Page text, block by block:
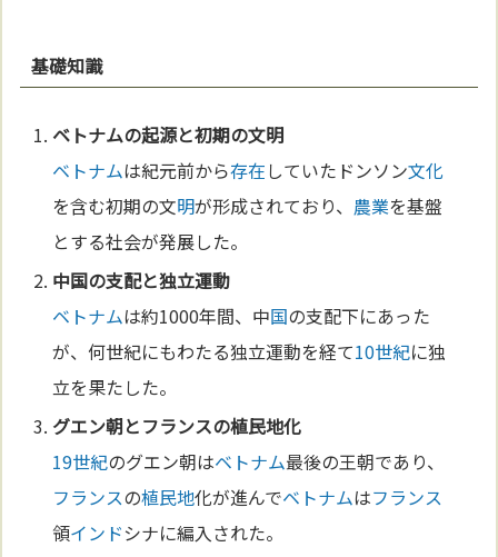
基礎知識
ベトナムの起源と初期の文明
ベトナムは紀元前から存在していたドンソン文化
を含む初期の文明が形成されており、 農業を基盤
とする社会が発展した。
中国の支配と独立運動
ベトナムは約1000年間、中国の支配下にあった
が、何世紀にもわたる独立運動を経て10世紀に独
立を果たした。
グエン朝とフランスの植民地化
19世紀のグエン朝はベトナム最後の王朝であり、
フランスの植民地化が進んでベトナムはフランス
領インドシナに編入された。